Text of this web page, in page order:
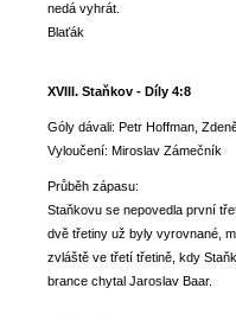
nedá vyhrát.
Blaťák
XVIII. Staňkov - Díly 4:8
Góly dávali: Petr Hoffman,
Vyloučení: Miroslav Zámečník
Průběh zápasu:
Staňkovu se nepovedla první
dvě třetiny už byly vyrovnané,
zvláště ve třetí třetině, kdy
brance chytal Jaroslav Baar.